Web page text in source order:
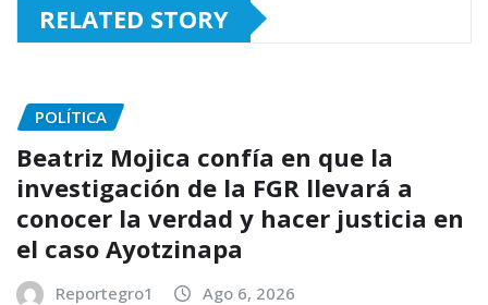
RELATED STORY
POLÍTICA
Beatriz Mojica confía en que la
investigación de la FGR llevará a
conocer la verdad y hacer justicia en
el caso Ayotzinapa
Reportegro1 Ago 6, 2026